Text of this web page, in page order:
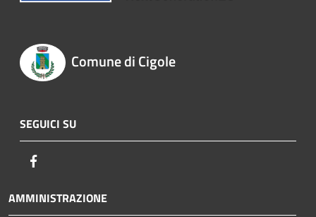
Comune di Cigole
SEGUICI SU
AMMINISTRAZIONE